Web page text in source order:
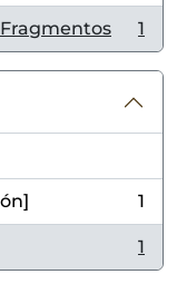
1
1
1